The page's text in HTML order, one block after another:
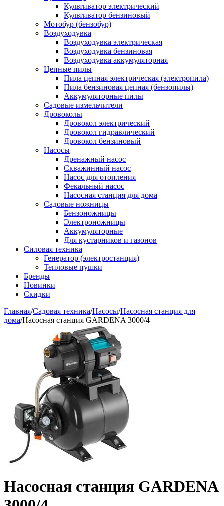
Культиватор электрический
Культиватор бензиновый
Мотобур (бензобур)
Воздуходувка
Воздуходувка электрическая
Воздуходувка бензиновая
Воздуходувка аккумуляторная
Цепные пилы
Пила цепная электрическая (электропила)
Пила бензиновая цепная (бензопилы)
Аккумуляторные пилы
Садовые измельчители
Дровоколы
Дровокол электрический
Дровокол гидравлический
Дровокол бензиновый
Насосы
Дренажный насос
Скважинный насос
Насос для отопления
Фекальный насос
Насосная станция для дома
Садовые ножницы
Бензоножницы
Электроножницы
Аккумуляторные
Для кустарников и газонов
Силовая техника
Генератор (электростанция)
Тепловые пушки
Бренды
Новинки
Скидки
Главная/Садовая техника/Насосы/Насосная станция для
дома/Насосная станция GARDENA 3000/4
Насосная станция GARDENA